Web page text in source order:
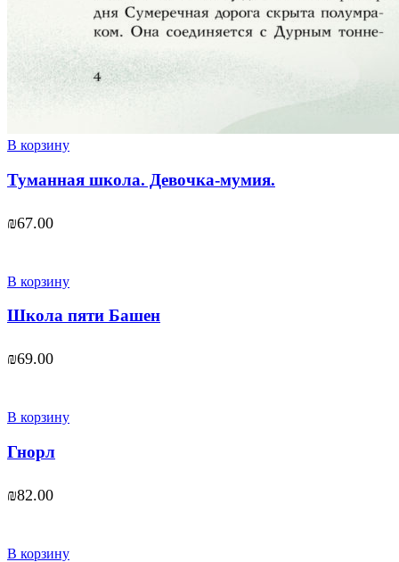
В корзину
Туманная школа. Девочка-мумия.
₪67.00
В корзину
Школа пяти Башен
₪69.00
В корзину
Гнорл
₪82.00
В корзину